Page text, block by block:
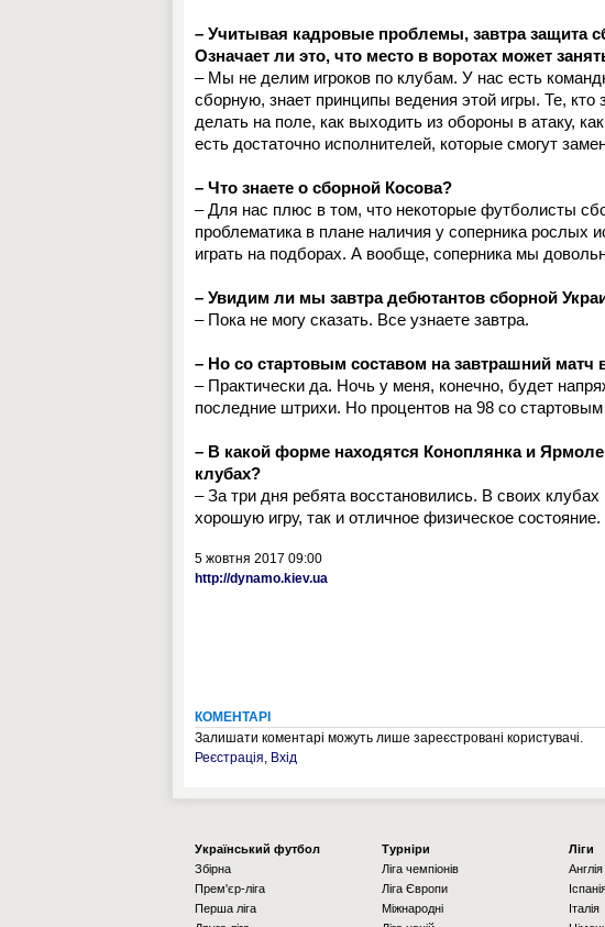
– Учитывая кадровые проблемы, завтра защита
Означает ли это, что место в воротах может
– Мы не делим игроков по клубам. У нас есть
сборную, знает принципы ведения этой игры. Те, кто
делать на поле, как выходить из обороны в атаку,
есть достаточно исполнителей, которые смогут
– Что знаете о сборной Косова?
– Для нас плюс в том, что некоторые футболисты
проблематика в плане наличия у соперника
играть на подборах. А вообще, соперника мы
– Увидим ли мы завтра дебютантов сборной
– Пока не могу сказать. Все узнаете завтра.
– Но со стартовым составом на завтрашний
– Практически да. Ночь у меня, конечно, будет
последние штрихи. Но процентов на 98 со
– В какой форме находятся Коноплянка и
клубах?
– За три дня ребята восстановились. В своих
хорошую игру, так и отличное физическое
5 жовтня 2017 09:00
http://dynamo.kiev.ua
КОМЕНТАРІ
Залишати коментарі можуть лише зареєстровані користувачі.
Реєстрація, Вхід
Українcький футбол
Збірна
Прем'єр-ліга
Перша ліга
Турніри
Ліга чемпіонів
Ліга Європи
Міжнародні
Ліги
Англія
Італія